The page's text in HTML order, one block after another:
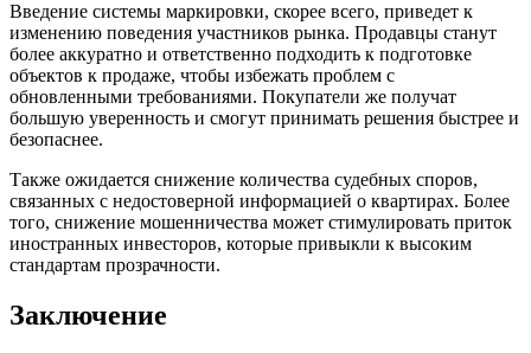
Введение системы маркировки, скорее всего, приведет к
изменению поведения участников рынка. Продавцы станут
более аккуратно и ответственно подходить к подготовке
объектов к продаже, чтобы избежать проблем с
обновленными требованиями. Покупатели же получат
большую уверенность и смогут принимать решения быстрее и
безопаснее.
Также ожидается снижение количества судебных споров,
связанных с недостоверной информацией о квартирах. Более
того, снижение мошенничества может стимулировать приток
иностранных инвесторов, которые привыкли к высоким
стандартам прозрачности.
Заключение